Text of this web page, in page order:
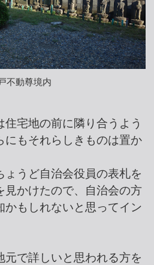
不動尊境内
宅地の前に隣り合うよう
にもそれらしきものは置か
ょうど自治会役員の表札を
見かけたので、自治会の方
かもしれないと思ってイン
元で詳しいと思われる方を